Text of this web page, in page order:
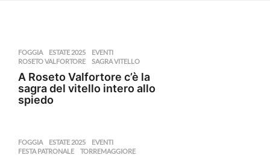
FOGGIA ESTATE 2025 ,EVENTI
ROSETO VALFORTORE
,SAGRA VITELLO
A Roseto Valfortore c’è la
sagra del vitello intero allo
spiedo
FOGGIA ESTATE 2025 ,EVENTI
FESTA PATRONALE
,TORREMAGGIORE